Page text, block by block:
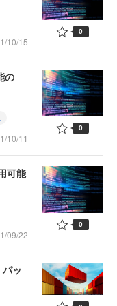
10/15
0
の
10/11
0
可能
09/22
0
ッ